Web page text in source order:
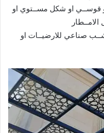
قوســي او شكل مســتوي او
صناعي للارضيــات او